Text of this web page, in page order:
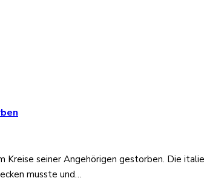
Kreise seiner Angehörigen gestorben. Die
musste und…